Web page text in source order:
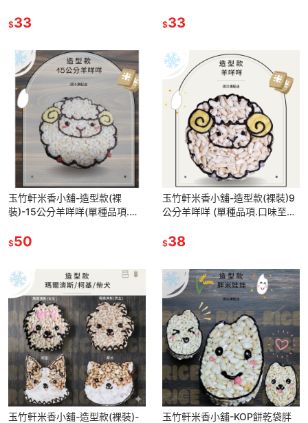
$33 $33
玉竹軒米香小舖-造型款(裸
裝)-15公分羊咩咩(單種品項.口
$50
玉竹軒米香小舖-造型款(裸裝)9
公分羊咩咩 (單種品項.口味至少
$38
玉竹軒米香小舖-造型款(裸裝)-
玉竹軒米香小舖-KOP餅乾袋胖